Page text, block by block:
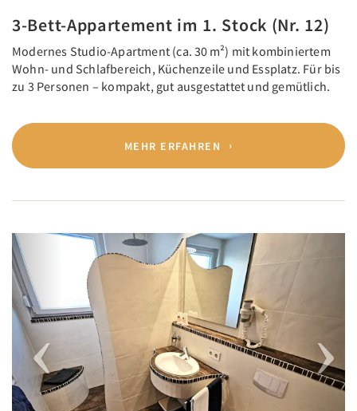
3-Bett-Appartement im 1. Stock (Nr. 12)
Modernes Studio-Apartment (ca. 30 m²) mit kombiniertem
Wohn- und Schlafbereich, Küchenzeile und Essplatz. Für bis
zu 3 Personen – kompakt, gut ausgestattet und gemütlich.
MEHR ERFAHREN
Previous